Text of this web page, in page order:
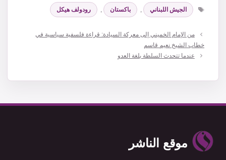
الوسوم
الجيش اللبناني , باكستان , رودولف هيكل
من الإمام الخميني إلى معركة السيادة: قراءة فلسفية سياسية في
خطاب الشيخ نعيم قاسم
عندما تتحدث السلطة بلغة العدو
موقع الناشر